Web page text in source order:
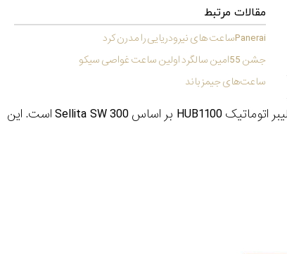
مقالات مرتبط
Paneraiساعت های نیرودریایی را مدرن کرد
جشن 55امین سالگرد اولین ساعت غواصی سیکو
ساعت‌های جیمز باند
بگیرد. طلای اختصاصی هابلوت مکمل عالی صفحۀ تنباکویی چرمی است. موتور این ساعت کالیبر اتوماتیک HUB1100 بر اساس Sellita SW 300 است. این